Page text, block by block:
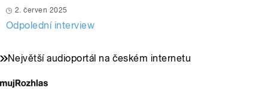
2. červen 2025
Odpolední interview
Největší audioportál na českém internetu